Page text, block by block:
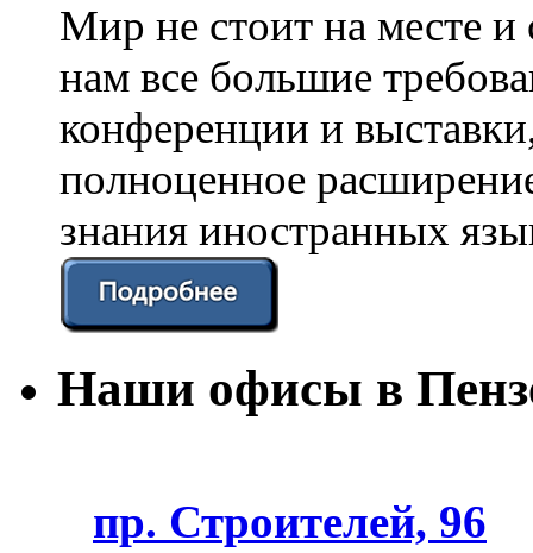
Мир не стоит на месте
нам все большие
конференции и
полноценное
знания иностранных
Наши офисы в
пр. Строителей, 96